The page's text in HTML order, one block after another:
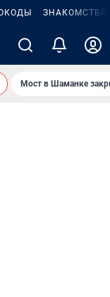
ЗНАКОМСТВА
Мост в Шаманке